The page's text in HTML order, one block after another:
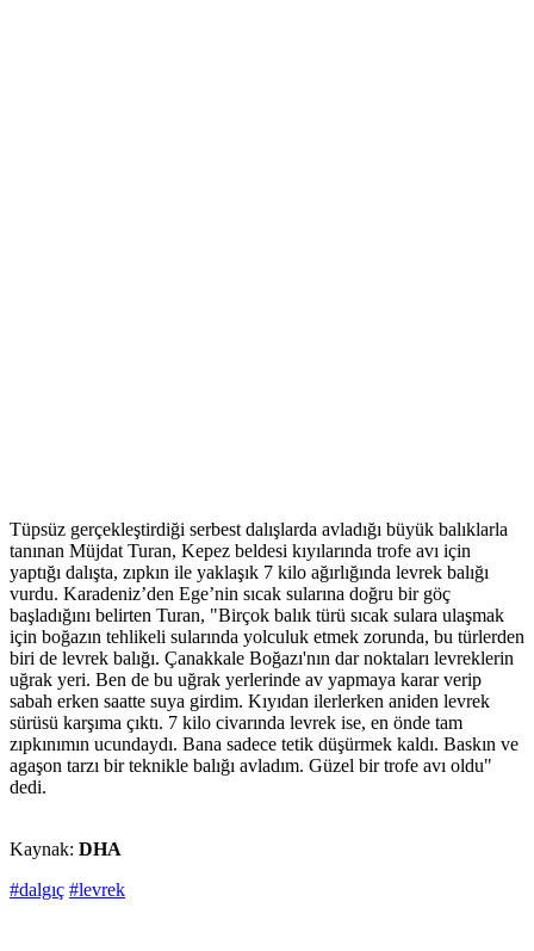
Tüpsüz gerçekleştirdiği serbest dalışlarda avladığı büyük balıklarla
tanınan Müjdat Turan, Kepez beldesi kıyılarında trofe avı için
yaptığı dalışta, zıpkın ile yaklaşık 7 kilo ağırlığında levrek balığı
vurdu. Karadeniz’den Ege’nin sıcak sularına doğru bir göç
başladığını belirten Turan, "Birçok balık türü sıcak sulara ulaşmak
için boğazın tehlikeli sularında yolculuk etmek zorunda, bu türlerden
biri de levrek balığı. Çanakkale Boğazı'nın dar noktaları levreklerin
uğrak yeri. Ben de bu uğrak yerlerinde av yapmaya karar verip
sabah erken saatte suya girdim. Kıyıdan ilerlerken aniden levrek
sürüsü karşıma çıktı. 7 kilo civarında levrek ise, en önde tam
zıpkınımın ucundaydı. Bana sadece tetik düşürmek kaldı. Baskın ve
agaşon tarzı bir teknikle balığı avladım. Güzel bir trofe avı oldu"
dedi.
Kaynak: DHA
#dalgıç #levrek